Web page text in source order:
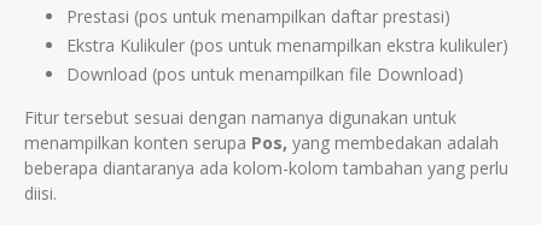
Prestasi (pos untuk menampilkan daftar prestasi)
Ekstra Kulikuler (pos untuk menampilkan ekstra kulikuler)
Download (pos untuk menampilkan file Download)
Fitur tersebut sesuai dengan namanya digunakan untuk
menampilkan konten serupa Pos, yang membedakan adalah
beberapa diantaranya ada kolom-kolom tambahan yang perlu
diisi.